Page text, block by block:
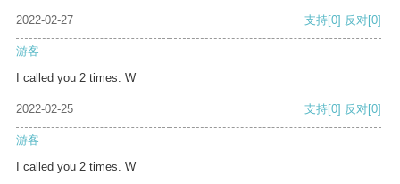
2022-02-27 支持[0] 反对[0]
游客
I called you 2 times. W
2022-02-25 支持[0] 反对[0]
游客
I called you 2 times. W